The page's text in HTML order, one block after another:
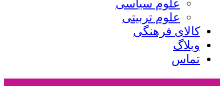
علوم سیاسی
علوم تربیتی
کالای فرهنگی
وبلاگ
تماس